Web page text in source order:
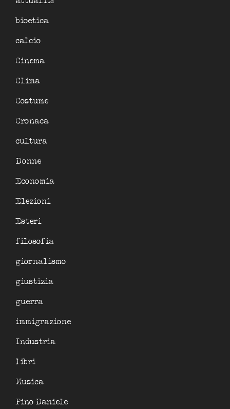
bioetica
calcio
Cinema
Clima
Costume
Cronaca
cultura
Donne
Economia
Elezioni
Esteri
filosofia
giornalismo
giustizia
guerra
immigrazione
Industria
libri
Musica
Pino Daniele